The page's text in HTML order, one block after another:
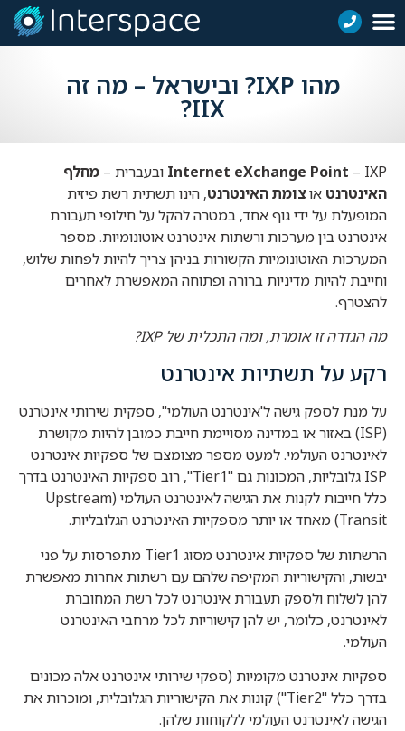
מהו IXP? ובישראל – מה זה
IIX?
Internet eXchange Point – IXP ובעברית – מחלף
האינטרנט אוצומת האינטרנט, הינו תשתית רשת פיזית
המופעלת על ידי גוף אחד, במטרה להקל על חילופי תעבורת
אינטרנט בין מערכות ורשתות אינטרנט אוטונומיות. מספר
המערכות האוטונומיות הקשורות בניהן צריך להיות לפחות שלוש,
וחייבת להיות מדיניות ברורה ופתוחה המאפשרת לאחרים
להצטרף.
מה הגדרה זו אומרת, ומה התכלית של IXP?
רקע על תשתיות אינטרנט
על מנת לספק גישה ל'אינטרנט העולמי", ספקית שירותי אינטרנט
(ISP) באזור או במדינה מסויימת חייבת כמובן להיות מקושרת
לאינטרנט העולמי. למעט מספר מצומצם של ספקיות אינטרנט
ISP גלובליות, המכונות גם "Tier1", רוב ספקיות האינטרנט בדרך
כלל חייבות לקנות את הגישה לאינטרנט העולמי (Upstream
Transit) מאחד או יותר מספקיות האינטרנט הגלובליות.
הרשתות של ספקיות אינטרנט מסוג Tier1 מתפרסות על פני
יבשות, והקישוריות המקיפה שלהם עם רשתות אחרות מאפשרת
להן לשלוח ולספק תעבורת אינטרנט לכל רשת המחוברת
לאינטרנט, כלומר, יש להן קישוריות לכל מרחבי האינטרנט
העולמי.
ספקיות אינטרנט מקומיות (ספקי שירותי אינטרנט אלה מכונים
בדרך כלל "Tier2") קונות את הקישוריות הגלובלית, ומוכרות את
הגישה לאינטרנט העולמי ללקוחות שלהן.